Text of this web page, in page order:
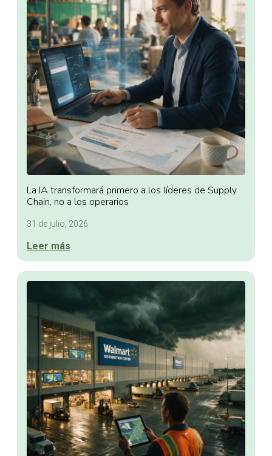
La IA transformará primero a los líderes de Supply
Chain, no a los operarios
31 de julio, 2026
Leer más